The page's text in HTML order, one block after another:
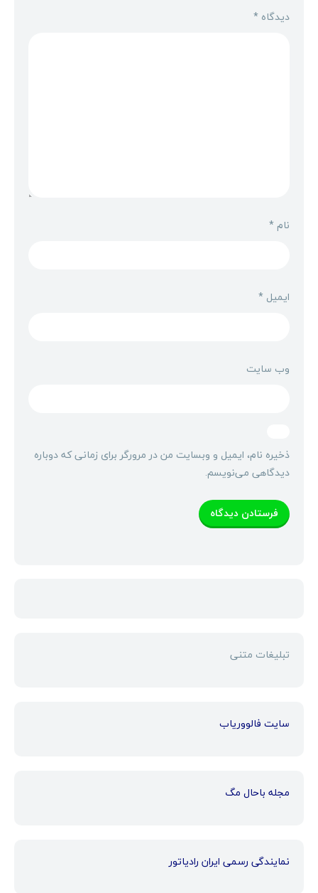
دیدگاه *
نام*
ایمیل *
وب‌ سایت
ذخیره نام، ایمیل و وبسایت من در مرورگر برای زمانی که دوباره
دیدگاهی می‌نویسم.
تبلیغات متنی
سایت فالووریاب
مجله باحال مگ
نمایندگی رسمی ایران رادیاتور